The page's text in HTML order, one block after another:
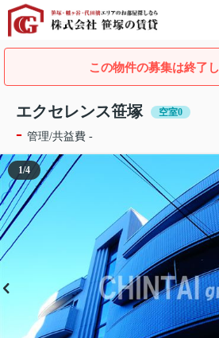
この物件の募集は終了し
エクセレンス笹塚 空室0
- 管理/共益費 -
1/4